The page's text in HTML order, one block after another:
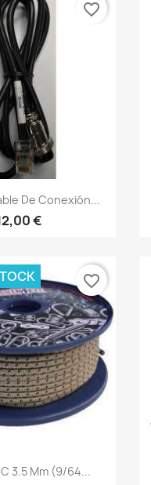
rápida
De Conexión...
€
favorite_border
rápida
3.5 Mm (9/64...
favorite_border